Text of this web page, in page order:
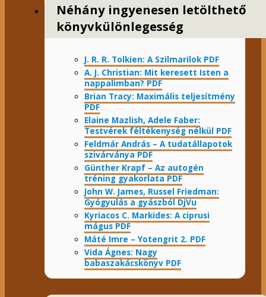
Néhány ingyenesen letölthető
könyvkülönlegesség
J. R. R. Tolkien: A Szilmarilok PDF
A. J. Christian: Mit keresett Isten a
nappalimban? PDF
Brian Tracy: Maximális teljesítmény
PDF
Elaine Mazlish, Adele Faber:
Testvérek féltékenység nélkül PDF
Feldmár András – A tudatállapotok
szivárványa PDF
Günther Krapf – Az autogén
tréning gyakorlata PDF
John W. James, Russel Friedman:
Gyógyulás a gyászból DjVu
Kyriacos C. Markides: A ciprusi
mágus PDF
Máté Imre – Yotengrit 2. PDF
Vida Ágnes: Nagy
babaszakácskönyv PDF